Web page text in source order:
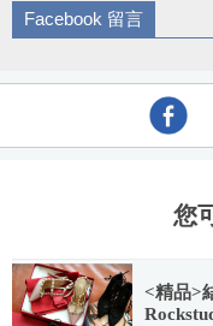
Facebook 留言
您
<精品>